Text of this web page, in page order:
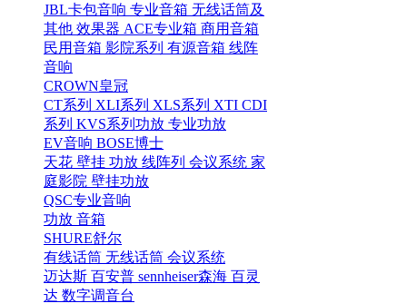
JBL卡包音响 专业音箱 无线话筒及
其他 效果器 ACE专业箱 商用音箱
民用音箱 影院系列 有源音箱 线阵
音响
CROWN皇冠
CT系列 XLI系列 XLS系列 XTI CDI
系列 KVS系列功放 专业功放
EV音响 BOSE博士
天花 壁挂 功放 线阵列 会议系统 家
庭影院 壁挂功放
QSC专业音响
功放 音箱
SHURE舒尔
有线话筒 无线话筒 会议系统
迈达斯 百安普 sennheiser森海 百灵
达 数字调音台